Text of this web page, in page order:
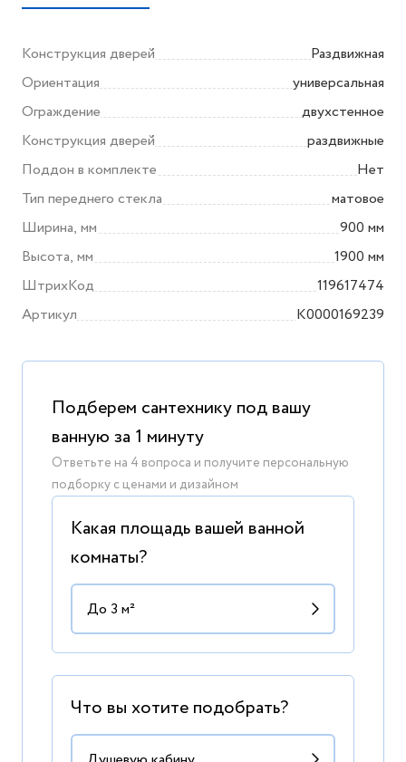
Конструкция дверей
Раздвижная
Ориентация
универсальная
Ограждение
двухстенное
Конструкция дверей
раздвижные
Поддон в комплекте
Нет
Тип переднего стекла
матовое
Ширина, мм
900 мм
Высота, мм
1900 мм
ШтрихКод
119617474
Артикул
K0000169239
Подберем сантехнику под вашу
ванную за 1 минуту
Ответьте на 4 вопроса и получите персональную
подборку с ценами и дизайном
Какая площадь вашей ванной
комнаты?
Что вы хотите подобрать?